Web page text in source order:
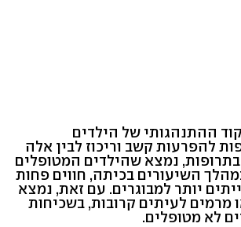
ההתנהגותי של הילדים
להפרעות קשב וריכוז לבין אלה
נמצא שהילדים המטופלים
השיעורים בכיתה, חווים פחות
יותר למבוגרים. עם זאת, נמצא
מרמים לעיתים קרובות, בשכיחות
לא מטופלים.